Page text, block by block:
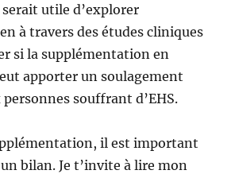
utile d’explorer
à travers des études cliniques
si la supplémentation en
apporter un soulagement
souffrant d’EHS.
il est important
bilan. Je t’invite à lire mon